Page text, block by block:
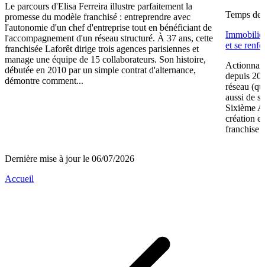
Le parcours d'Elisa Ferreira illustre parfaitement la
promesse du modèle franchisé : entreprendre avec
l'autonomie d'un chef d'entreprise tout en bénéficiant de
l'accompagnement d'un réseau structuré. À 37 ans, cette
franchisée Laforêt dirige trois agences parisiennes et
manage une équipe de 15 collaborateurs. Son histoire,
débutée en 2010 par un simple contrat d'alternance,
démontre comment...
Temps de
et se
depuis
réseau
aussi de
Sixième
création
franchise
Dernière mise à jour le 06/07/2026
Accueil